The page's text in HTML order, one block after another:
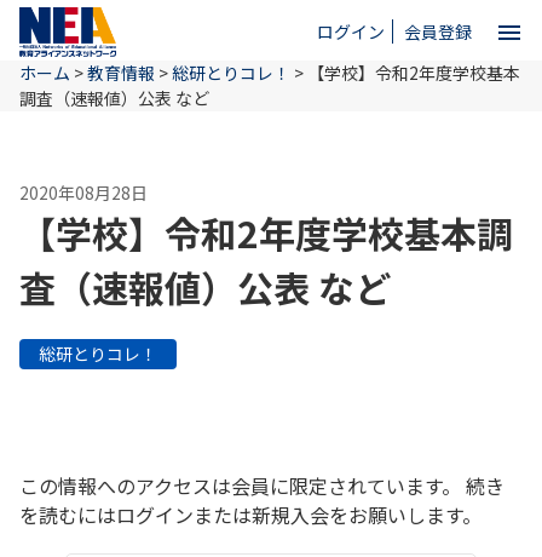
ログイン 会員登録 menu
ホーム
NEAとは
教育情報
ホーム >教育情報 >総研とりコレ！ > 【学校】令和2年度学校基本
調査（速報値）公表 など
2020年08月28日
【学校】令和2年度学校基本調
査（速報値）公表 など
総研とりコレ！
この情報へのアクセスは会員に限定されています。 続き
を読むにはログインまたは新規入会をお願いします。